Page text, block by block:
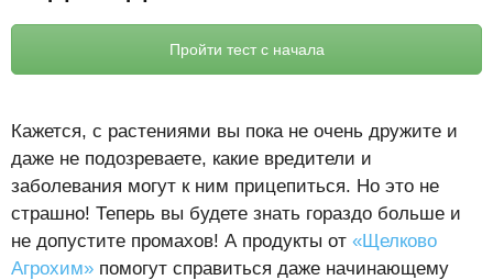
Пройти тест с начала
Кажется, с растениями вы пока не очень дружите и
даже не подозреваете, какие вредители и
заболевания могут к ним прицепиться. Но это не
страшно! Теперь вы будете знать гораздо больше и
не допустите промахов! А продукты от «Щелково
Агрохим» помогут справиться даже начинающему